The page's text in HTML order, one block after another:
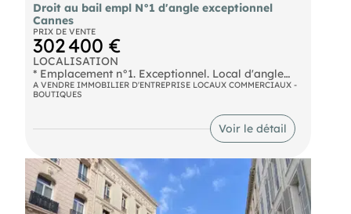
Droit au bail empl N°1 d'angle exceptionnel
Cannes
PRIX DE VENTE
302 400 €
LOCALISATION
* Emplacement n°1. Exceptionnel. Local d'angle
situé au cœur de la rue du commandant André.
Flux piéton important.
* A proximité d'enseignes nationales : "Eric
Bompard", "Zadig et Voltaire", "Eleven Paris",
DESCRIPTION
* Surface commerciale en RDC : 30 m² env.
* Surface de réserve en sous-sol : 60 m² env.
(accessible par le RDC de la boutique, comprenant
A VENDRE IMMOBILIER D'ENTREPRISE LOCAUX COMMERCIAUX -
BOUTIQUES
Voir le détail